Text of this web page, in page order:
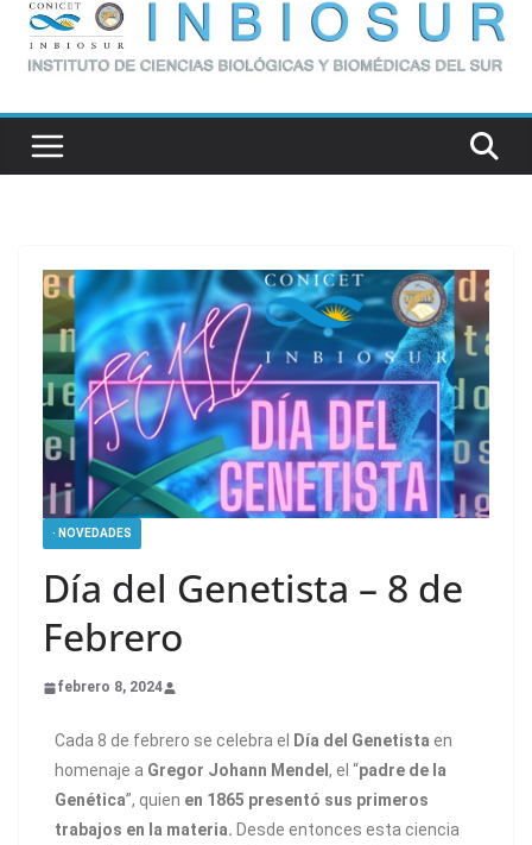
· NOVEDADES
Día del Genetista – 8 de
Febrero
febrero 8, 2024
Cada 8 de febrero se celebra el Día del Genetista en
homenaje a Gregor Johann Mendel , el “padre de la
Genética”, quien en 1865 presentó sus primeros
trabajos en la materia. Desde entonces esta ciencia